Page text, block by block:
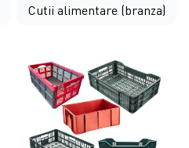
Cutii alimentare (branza)